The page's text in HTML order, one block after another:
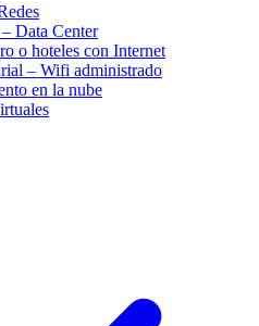
Data Center
o hoteles con Internet
– Wifi administrado
en la nube